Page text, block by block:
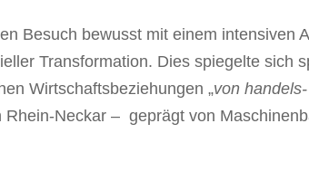
Besuch bewusst mit einem intensiven
Transformation. Dies spiegelte sich
Wirtschaftsbeziehungen „von
Rhein-Neckar – geprägt von